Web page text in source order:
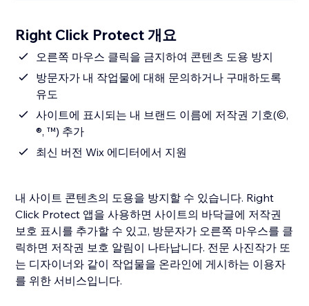
Right Click Protect 개요
오른쪽 마우스 클릭을 금지하여 콘텐츠 도용 방지
방문자가 내 작업물에 대해 문의하거나 구매하도록
유도
사이트에 표시되는 내 브랜드 이름에 저작권 기호(©,
®, ™) 추가
최신 버전 Wix 에디터에서 지원
내 사이트 콘텐츠의 도용을 방지할 수 있습니다. Right
Click Protect 앱을 사용하면 사이트의 바닥글에 저작권
보호 표시를 추가할 수 있고, 방문자가 오른쪽 마우스를 클
릭하면 저작권 보호 알림이 나타납니다. 전문 사진작가 또
는 디자이너와 같이 작업물을 온라인에 게시하는 이용자
를 위한 서비스입니다.